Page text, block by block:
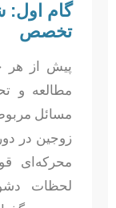
گام اول:
تخصص
پیش از هر
مطالعه و
مسائل
زوجین در
محرکه‌ای
لحظات